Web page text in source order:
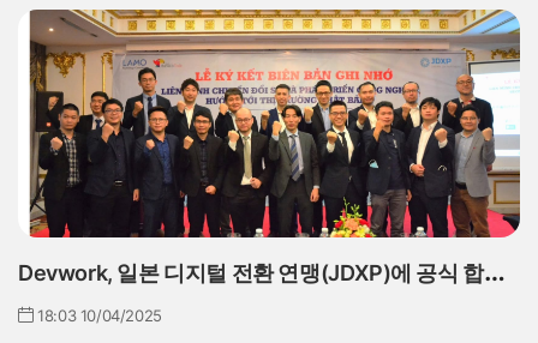
Devwork, 일본 디지털 전환 연맹(JDXP)에 공식 합류 –
일본 기업을 위한 베트남 IT 인재 공급의 핵심 허브
18:03 10/04/2025